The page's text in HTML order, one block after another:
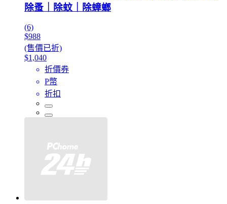
除蚤｜除蚊｜除蟑螂
(6)
$988
(售價已折)
$1,040
折價券
P幣
折扣